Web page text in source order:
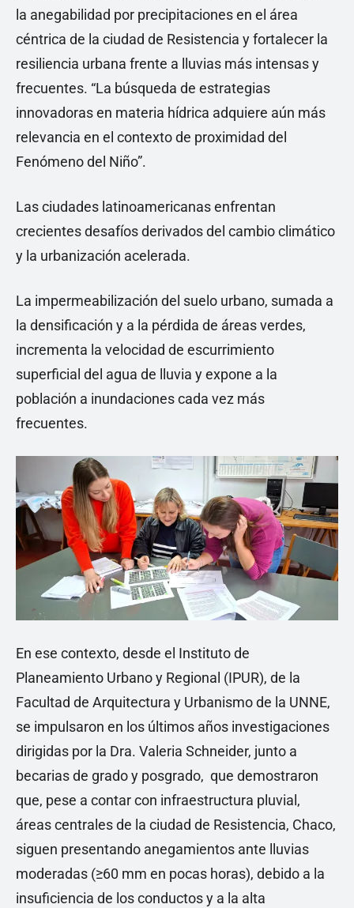
la anegabilidad por precipitaciones en el área
céntrica de la ciudad de Resistencia y fortalecer la
resiliencia urbana frente a lluvias más intensas y
frecuentes. “La búsqueda de estrategias
innovadoras en materia hídrica adquiere aún más
relevancia en el contexto de proximidad del
Fenómeno del Niño”.
Las ciudades latinoamericanas enfrentan
crecientes desafíos derivados del cambio climático
y la urbanización acelerada.
La impermeabilización del suelo urbano, sumada a
la densificación y a la pérdida de áreas verdes,
incrementa la velocidad de escurrimiento
superficial del agua de lluvia y expone a la
población a inundaciones cada vez más
frecuentes.
En ese contexto, desde el Instituto de
Planeamiento Urbano y Regional (IPUR), de la
Facultad de Arquitectura y Urbanismo de la UNNE,
se impulsaron en los últimos años investigaciones
dirigidas por la Dra. Valeria Schneider, junto a
becarias de grado y posgrado, que demostraron
que, pese a contar con infraestructura pluvial,
áreas centrales de la ciudad de Resistencia, Chaco,
siguen presentando anegamientos ante lluvias
moderadas (≥60 mm en pocas horas), debido a la
insuficiencia de los conductos y a la alta